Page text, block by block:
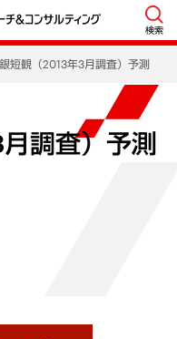
検索
短観（2013年3月調査）予測
調査）予測